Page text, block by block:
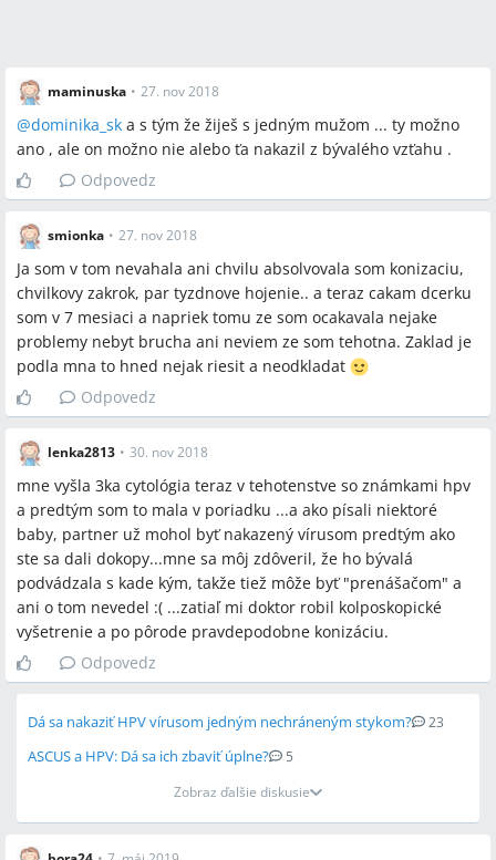
maminuska • 27. nov 2018
@dominika_sk a s tým že žiješ s jedným mužom ... ty možno
ano , ale on možno nie alebo ťa nakazil z bývalého vzťahu .
Odpovedz
smionka • 27. nov 2018
Ja som v tom nevahala ani chvilu absolvovala som konizaciu,
chvilkovy zakrok, par tyzdnove hojenie.. a teraz cakam dcerku
som v 7 mesiaci a napriek tomu ze som ocakavala nejake
problemy nebyt brucha ani neviem ze som tehotna. Zaklad je
podla mna to hned nejak riesit a neodkladat
Odpovedz
lenka2813 • 30. nov 2018
mne vyšla 3ka cytológia teraz v tehotenstve so známkami hpv
a predtým som to mala v poriadku ...a ako písali niektoré
baby, partner už mohol byť nakazený vírusom predtým ako
ste sa dali dokopy...mne sa môj zdôveril, že ho bývalá
podvádzala s kade kým, takže tiež môže byť "prenášačom" a
ani o tom nevedel :( ...zatiaľ mi doktor robil kolposkopické
vyšetrenie a po pôrode pravdepodobne konizáciu.
Odpovedz
Dá sa nakaziť HPV vírusom jedným nechráneným stykom? 23
ASCUS a HPV: Dá sa ich zbaviť úplne?
5
Zobraz ďalšie diskusie